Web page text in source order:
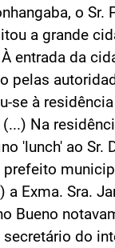
o Sr.
a grande
entrada da
pelas
se à
Na
'lunch' ao Sr.
a Exma. Sra.
Bueno
secretário do